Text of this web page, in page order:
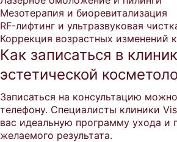
Мезотерапия и биоревитализация
RF-лифтинг и ультразвуковая
Коррекция возрастных изменений
Как записаться в
эстетической
Записаться на консультацию
телефону. Специалисты клиники
вас идеальную программу ухода и
желаемого результата.